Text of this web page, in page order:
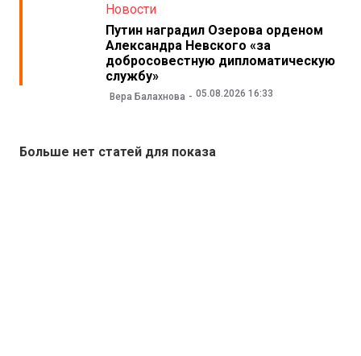
Новости
Путин наградил Озерова орденом
Александра Невского «за
добросовестную дипломатическую
службу»
Вера Балахнова 05.08.2026 16:33
Больше нет статей для показа